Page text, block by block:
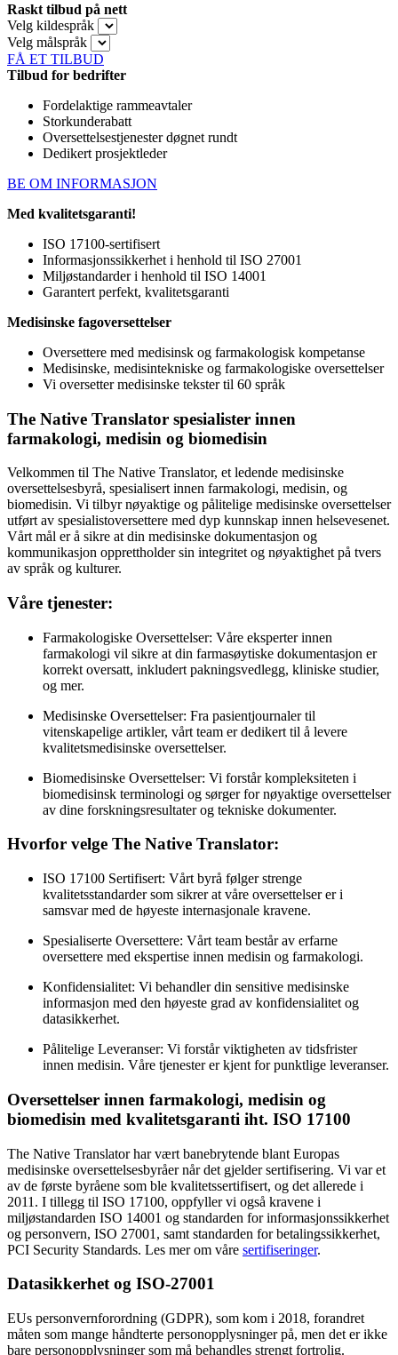
Raskt tilbud på nett
Velg kildespråk
Velg målspråk
FÅ ET TILBUD
Tilbud for bedrifter
Fordelaktige rammeavtaler
Storkunderabatt
Oversettelsestjenester døgnet rundt
Dedikert prosjektleder
BE OM INFORMASJON
Med kvalitetsgaranti!
ISO 17100-sertifisert
Informasjonssikkerhet i henhold til ISO 27001
Miljøstandarder i henhold til ISO 14001
Garantert perfekt, kvalitetsgaranti
Medisinske fagoversettelser
Oversettere med medisinsk og farmakologisk kompetanse
Medisinske, medisintekniske og farmakologiske oversettelser
Vi oversetter medisinske tekster til 60 språk
The Native Translator spesialister innen
farmakologi, medisin og biomedisin
Velkommen til The Native Translator, et ledende medisinske
oversettelsesbyrå, spesialisert innen farmakologi, medisin, og
biomedisin. Vi tilbyr nøyaktige og pålitelige medisinske oversettelser
utført av spesialistoversettere med dyp kunnskap innen helsevesenet.
Vårt mål er å sikre at din medisinske dokumentasjon og
kommunikasjon opprettholder sin integritet og nøyaktighet på tvers
av språk og kulturer.
Våre tjenester:
Farmakologiske Oversettelser: Våre eksperter innen
farmakologi vil sikre at din farmasøytiske dokumentasjon er
korrekt oversatt, inkludert pakningsvedlegg, kliniske studier,
og mer.
Medisinske Oversettelser: Fra pasientjournaler til
vitenskapelige artikler, vårt team er dedikert til å levere
kvalitetsmedisinske oversettelser.
Biomedisinske Oversettelser: Vi forstår kompleksiteten i
biomedisinsk terminologi og sørger for nøyaktige oversettelser
av dine forskningsresultater og tekniske dokumenter.
Hvorfor velge The Native Translator:
ISO 17100 Sertifisert: Vårt byrå følger strenge
kvalitetsstandarder som sikrer at våre oversettelser er i
samsvar med de høyeste internasjonale kravene.
Spesialiserte Oversettere: Vårt team består av erfarne
oversettere med ekspertise innen medisin og farmakologi.
Konfidensialitet: Vi behandler din sensitive medisinske
informasjon med den høyeste grad av konfidensialitet og
datasikkerhet.
Pålitelige Leveranser: Vi forstår viktigheten av tidsfrister
innen medisin. Våre tjenester er kjent for punktlige leveranser.
Oversettelser innen farmakologi, medisin og
biomedisin med kvalitetsgaranti iht. ISO 17100
The Native Translator har vært banebrytende blant Europas
medisinske oversettelsesbyråer når det gjelder sertifisering. Vi var et
av de første byråene som ble kvalitetssertifisert, og det allerede i
2011. I tillegg til ISO 17100, oppfyller vi også kravene i
miljøstandarden ISO 14001 og standarden for informasjonssikkerhet
og personvern, ISO 27001, samt standarden for betalingssikkerhet,
PCI Security Standards. Les mer om våre sertifiseringer.
Datasikkerhet og ISO-27001
EUs personvernforordning (GDPR), som kom i 2018, forandret
måten som mange håndterte personopplysninger på, men det er ikke
bare personopplysninger som må behandles strengt fortrolig.